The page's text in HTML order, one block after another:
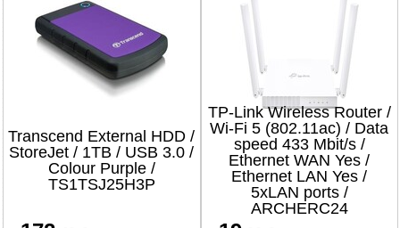
Transcend External HDD /
StoreJet / 1TB / USB 3.0 /
Colour Purple /
TS1TSJ25H3P
TP-Link Wireless Router /
Wi-Fi 5 (802.11ac) / Data
speed 433 Mbit/s /
Ethernet WAN Yes /
Ethernet LAN Yes /
5xLAN ports /
ARCHERC24